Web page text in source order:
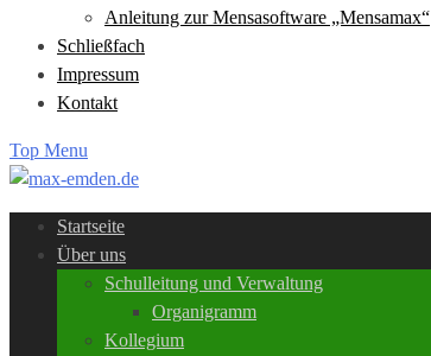
Anleitung zur Mensasoftware „Mensamax“
Schließfach
Impressum
Kontakt
Top Menu
Startseite
Über uns
Schulleitung und Verwaltung
Organigramm
Kollegium